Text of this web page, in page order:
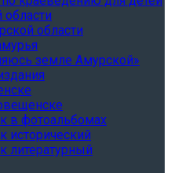
области
земле Амурской»
в фотоальбомах
исторический
литературный